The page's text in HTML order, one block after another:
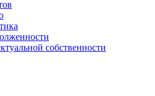
собственности